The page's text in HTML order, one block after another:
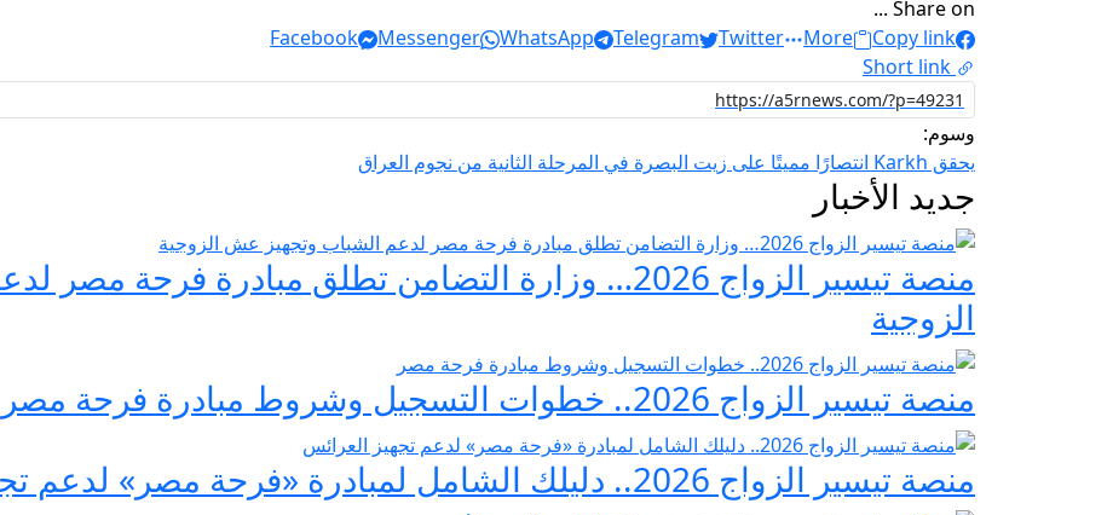
Share on ...
Facebook
Messenger WhatsApp Telegram Twitter More
Copy link
Short link
وسوم:
يحقق Karkh انتصارًا مميتًا على زيت البصرة في المرحلة الثانية من نجوم العراق
جديد الأخبار
منصة تيسير الزواج 2026… وزارة التضامن تطلق مبادرة
الزوجية
منصة تيسير الزواج 2026.. خطوات التسجيل وشروط مبادرة فرحة مصر
منصة تيسير الزواج 2026.. دليلك الشامل لمبادرة «فرحة مصر» لدعم تجهيز العرائس